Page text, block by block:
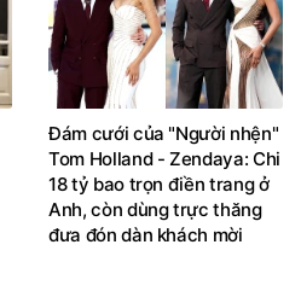
Đám cưới của "Người nhện"
Tom Holland - Zendaya: Chi
18 tỷ bao trọn điền trang ở
Anh, còn dùng trực thăng
đưa đón dàn khách mời